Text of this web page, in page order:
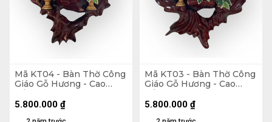
Mã KT04 - Bàn Thờ Công
Giáo Gỗ Hương - Cao
Tổng 115 Ngang 70
Tượng Giả Gỗ 40 (cm)
5.800.000 ₫
Mã KT03 - Bàn Thờ Công
Giáo Gỗ Hương - Cao
Tổng 120 Ngang 70
Tượng Giả Gỗ 40 (cm)
5.800.000 ₫